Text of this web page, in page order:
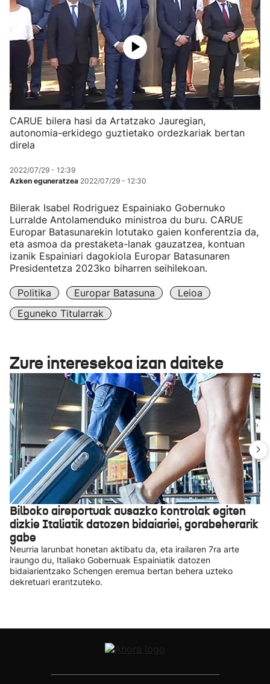
CARUE bilera hasi da Artatzako Jauregian,
autonomia-erkidego guztietako ordezkariak bertan
direla
2022/07/29 - 12:39
Azken eguneratzea 2022/07/29 - 12:30
Bilerak Isabel Rodriguez Espainiako Gobernuko
Lurralde Antolamenduko ministroa du buru. CARUE
Europar Batasunarekin lotutako gaien konferentzia da,
eta asmoa da prestaketa-lanak gauzatzea, kontuan
izanik Espainiari dagokiola Europar Batasunaren
Presidentetza 2023ko biharren seihilekoan.
Politika Europar Batasuna
Leioa
Eguneko Titularrak
Zure interesekoa izan daiteke
Bilboko aireportuak ausazko kontrolak egiten
dizkie Italiatik datozen bidaiariei, gorabeherarik
gabe
Neurria larunbat honetan aktibatu da, eta irailaren 7ra arte
iraungo du, Italiako Gobernuak Espainiatik datozen
bidaiarientzako Schengen eremua bertan behera uzteko
dekretuari erantzuteko.